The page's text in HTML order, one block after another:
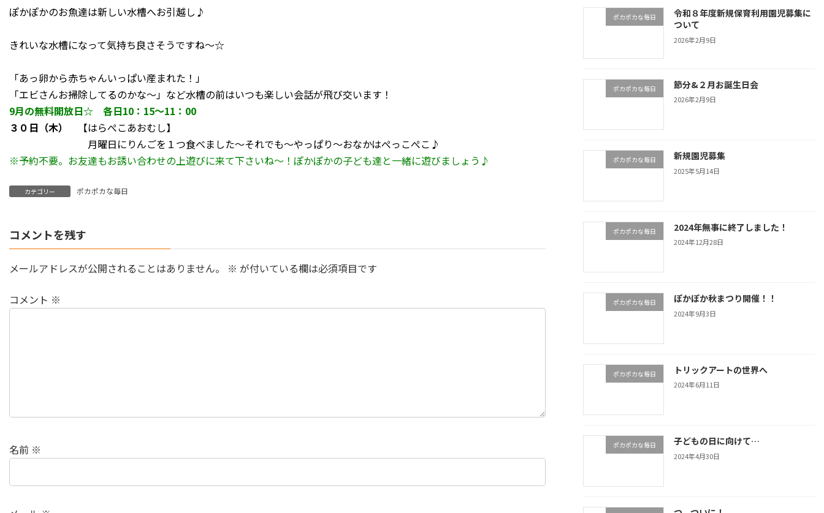
ぽかぽかのお魚達は新しい水槽へお引越し♪
きれいな水槽になって気持ち良さそうですね～☆
「あっ卵から赤ちゃんいっぱい産まれた！」
「エビさんお掃除してるのかな～」など水槽の前はいつも楽しい会話が飛び交います！
9月の無料開放日☆ 各日10：15～11：00
３０日（木）
【はらぺこあおむし】
月曜日にりんごを１つ食べました～それでも～やっぱり～おなかはぺっこぺこ♪
※予約不要。お友達もお誘い合わせの上遊びに来て下さいね～！ぽかぽかの子ども達と一緒に遊びましょう♪
カテゴリー ポカポカな毎日
コメントを残す
メールアドレスが公開されることはありません。 ※ が付いている欄は必須項目です
コメント ※
名前 ※
ポカポカな毎日
令和８年度新規保育利用園児募集に
ついて
2026年2月9日
ポカポカな毎日 節分&２月お誕生日会
2026年2月9日
ポカポカな毎日 新規園児募集
2025年5月14日
ポカポカな毎日 2024年無事に終了しました！
2024年12月28日
ポカポカな毎日 ぽかぽか秋まつり開催！！
2024年9月3日
ポカポカな毎日 トリックアートの世界へ
2024年6月11日
ポカポカな毎日 子どもの日に向けて…
2024年4月30日